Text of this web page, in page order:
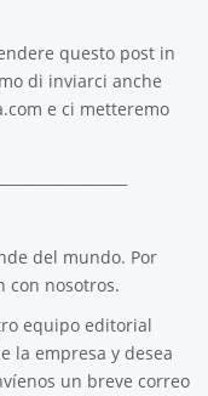
questo post in
di inviarci anche
e ci metteremo
del mundo. Por
con nosotros.
equipo editorial
la empresa y desea
un breve correo